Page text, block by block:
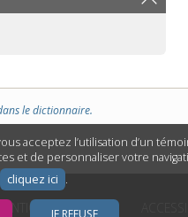
acceptez l’utilisation d’un
et de personnaliser votre
cliquez ici .
JE REFUSE
le dictionnaire.
MENTIONS LÉGALES